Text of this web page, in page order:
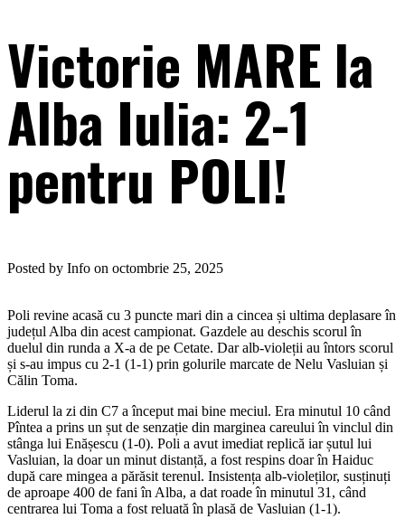
Victorie MARE la
Alba Iulia: 2-1
pentru POLI!
Posted by Info on octombrie 25, 2025
Poli revine acasă cu 3 puncte mari din a cincea și ultima deplasare în
județul Alba din acest campionat. Gazdele au deschis scorul în
duelul din runda a X-a de pe Cetate. Dar alb-violeții au întors scorul
și s-au impus cu 2-1 (1-1) prin golurile marcate de Nelu Vasluian și
Călin Toma.
Liderul la zi din C7 a început mai bine meciul. Era minutul 10 când
Pîntea a prins un șut de senzație din marginea careului în vinclul din
stânga lui Enășescu (1-0). Poli a avut imediat replică iar șutul lui
Vasluian, la doar un minut distanță, a fost respins doar în Haiduc
după care mingea a părăsit terenul. Insistența alb-violeților, susținuți
de aproape 400 de fani în Alba, a dat roade în minutul 31, când
centrarea lui Toma a fost reluată în plasă de Vasluian (1-1).